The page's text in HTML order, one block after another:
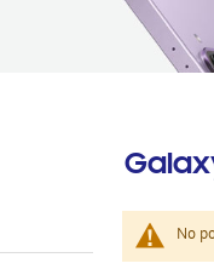
No